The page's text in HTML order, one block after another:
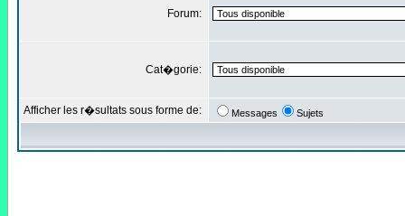
Forum:
Cat�gorie:
Afficher les r�sultats sous forme de: Messages Sujets